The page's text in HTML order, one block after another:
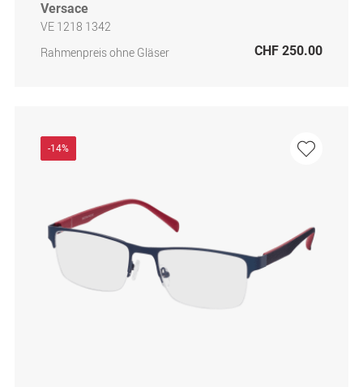
Versace
VE 1218 1342
Rahmenpreis ohne Gläser
CHF 250.00
-14%